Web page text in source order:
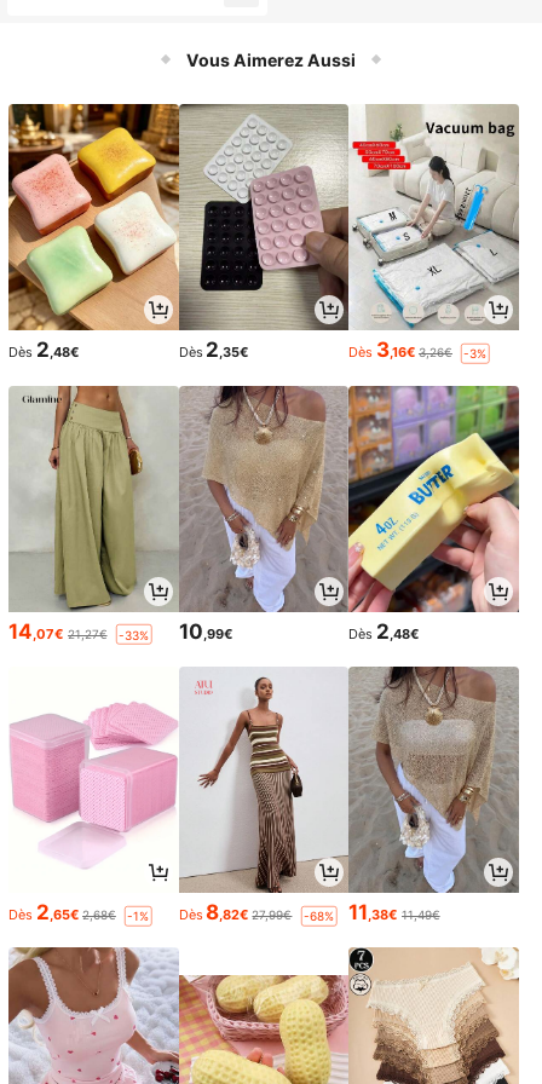
Vous Aimerez Aussi
Dès 2,48€ Dès 2,35€ Dès 3,16€ 3,26€ -3%
14 ,07€ 21,27€ -33% 10 ,99€ Dès 2 ,48€
Dès 2,65€ 2,68€ -1% Dès8,82€ 27,99€ -68% 11,38€ 11,49€